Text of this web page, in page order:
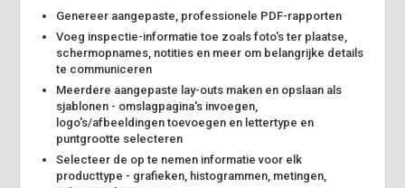
Genereer aangepaste, professionele PDF-rapporten
Voeg inspectie-informatie toe zoals foto's ter plaatse,
schermopnames, notities en meer om belangrijke details
te communiceren
Meerdere aangepaste lay-outs maken en opslaan als
sjablonen - omslagpagina's invoegen,
logo's/afbeeldingen toevoegen en lettertype en
puntgrootte selecteren
Selecteer de op te nemen informatie voor elk
producttype - grafieken, histogrammen, metingen,